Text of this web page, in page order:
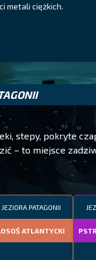
metali ciężkich.
stepy, pokryte
– to miejsce
JEZIORA PATAGONII
ATLANTYCKI